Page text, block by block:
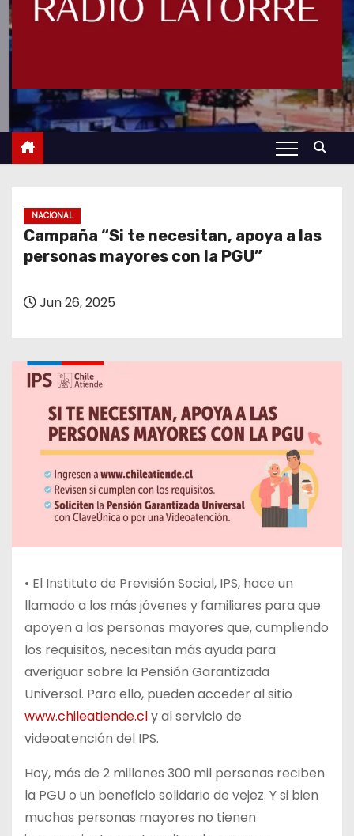
NACIONAL
Campaña “Si te necesitan, apoya a las
personas mayores con la PGU”
Jun 26, 2025
• El Instituto de Previsión Social, IPS, hace un
llamado a los más jóvenes y familiares para que
apoyen a las personas mayores que, cumpliendo
los requisitos, necesitan más ayuda para
averiguar sobre la Pensión Garantizada
Universal. Para ello, pueden acceder al sitio
www.chileatiende.cly al servicio de
videoatención del IPS.
Hoy, más de 2 millones 300 mil personas reciben
la PGU o un beneficio solidario de vejez. Y si bien
muchas personas mayores no tienen